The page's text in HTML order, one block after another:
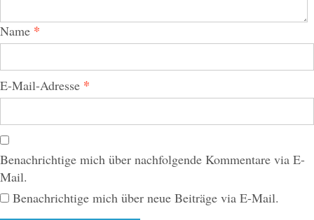
Name *
E-Mail-Adresse *
Benachrichtige mich über nachfolgende Kommentare via E-
Mail.
Benachrichtige mich über neue Beiträge via E-Mail.